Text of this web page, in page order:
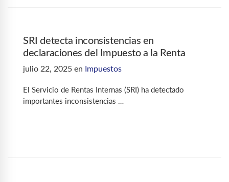
SRI detecta inconsistencias en
declaraciones del Impuesto a la Renta
julio 22, 2025 en Impuestos
El Servicio de Rentas Internas (SRI) ha detectado
importantes inconsistencias …